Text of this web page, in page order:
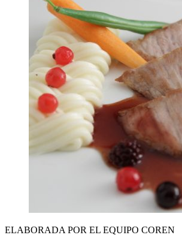
ELABORADA POR EL EQUIPO COREN